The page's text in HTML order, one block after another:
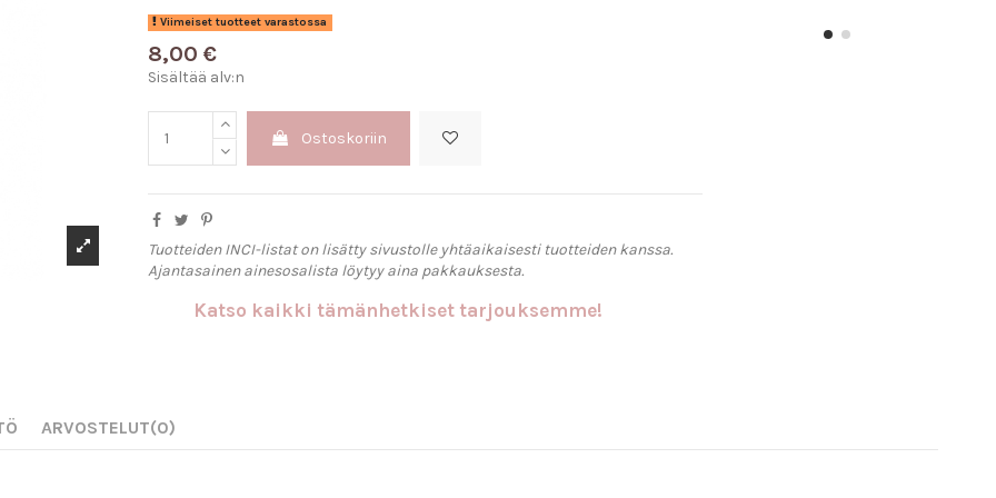
Viimeiset tuotteet varastossa
8,00 €
Sisältää alv:n
Ostoskoriin
Tuotteiden INCI-listat on lisätty sivustolle yhtäaikaisesti tuotteiden kanssa.
Ajantasainen ainesosalista löytyy aina pakkauksesta.
Katso kaikki tämänhetkiset tarjouksemme!
ARVOSTELUT(0)